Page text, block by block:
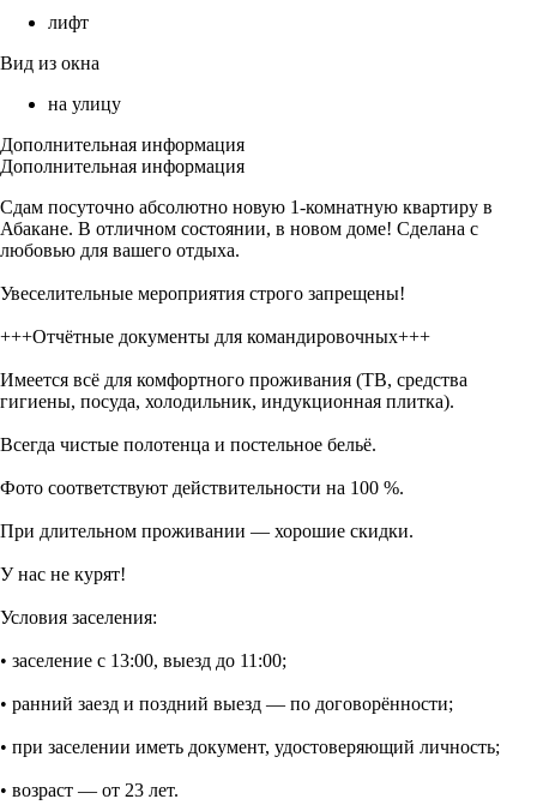
лифт
Вид из окна
на улицу
Дополнительная информация
Дополнительная информация
Сдам посуточно абсолютно новую 1-комнатную квартиру в
Абакане. В отличном состоянии, в новом доме! Сделана с
любовью для вашего отдыха.
Увеселительные мероприятия строго запрещены!
+++Отчётные документы для командировочных+++
Имеется всё для комфортного проживания (ТВ, средства
гигиены, посуда, холодильник, индукционная плитка).
Всегда чистые полотенца и постельное бельё.
Фото соответствуют действительности на 100 %.
При длительном проживании — хорошие скидки.
У нас не курят!
Условия заселения:
• заселение с 13:00, выезд до 11:00;
• ранний заезд и поздний выезд — по договорённости;
• при заселении иметь документ, удостоверяющий личность;
• возраст — от 23 лет.